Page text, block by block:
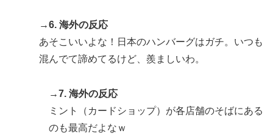
→6. 海外の反応
あそこいいよな！日本のハンバーグはガチ。いつも
混んでて諦めてるけど、羨ましいわ。
→7. 海外の反応
ミント（カードショップ）が各店舗のそばにある
のも最高だよなｗ